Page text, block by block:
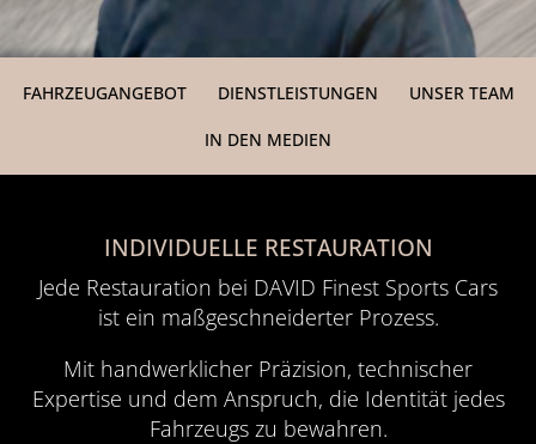
FAHRZEUGANGEBOT DIENSTLEISTUNGEN UNSER TEAM
IN DEN MEDIEN
INDIVIDUELLE RESTAURATION
Jede Restauration bei DAVID Finest Sports Cars
ist ein maßgeschneiderter Prozess.
Mit handwerklicher Präzision, technischer
Expertise und dem Anspruch, die Identität jedes
Fahrzeugs zu bewahren.